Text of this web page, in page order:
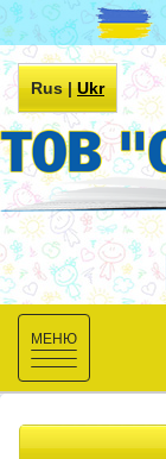
Rus|Ukr
Toggle
navigation